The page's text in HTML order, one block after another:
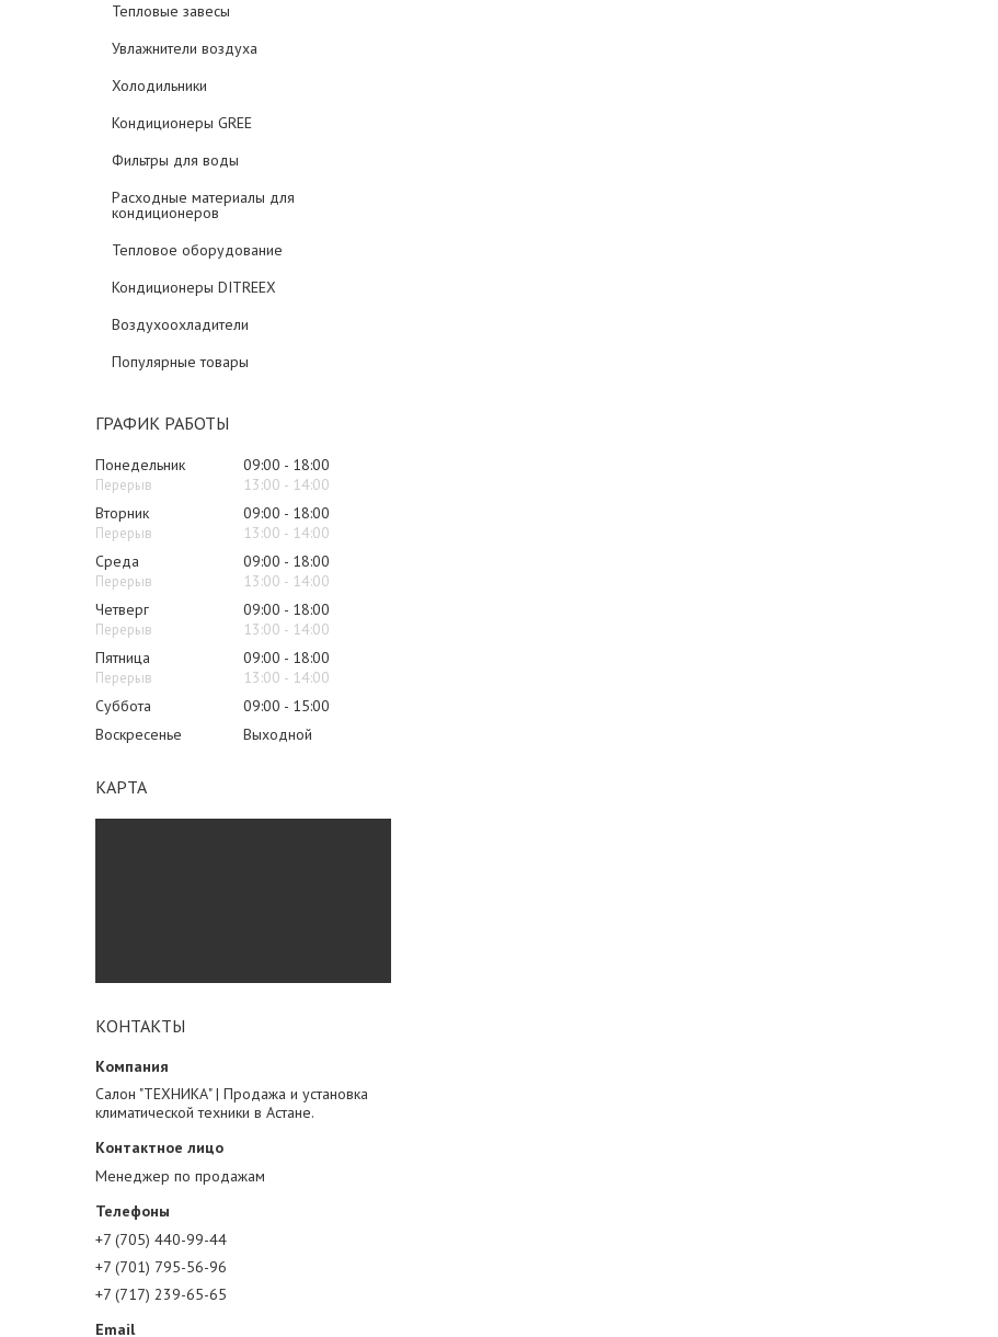
Тепловые завесы
Увлажнители воздуха
Холодильники
Кондиционеры GREE
Фильтры для воды
Расходные материалы для
кондиционеров
Тепловое оборудование
Кондиционеры DITREEX
Воздухоохладители
Популярные товары
ГРАФИК РАБОТЫ
Понедельник 09:00
18:00
13:00
14:00
Вторник
09:00
18:00
13:00
14:00
Среда
09:00
18:00
13:00
14:00
Четверг
09:00
18:00
13:00
14:00
Пятница
09:00
18:00
13:00
14:00
Суббота
09:00
15:00
Воскресенье
Выходной
КАРТА
КОНТАКТЫ
Салон "ТЕХНИКА" | Продажа и установка
климатической техники в Астане.
Менеджер по продажам
+7 (705) 440-99-44
+7 (701) 795-56-96
+7 (717) 239-65-65